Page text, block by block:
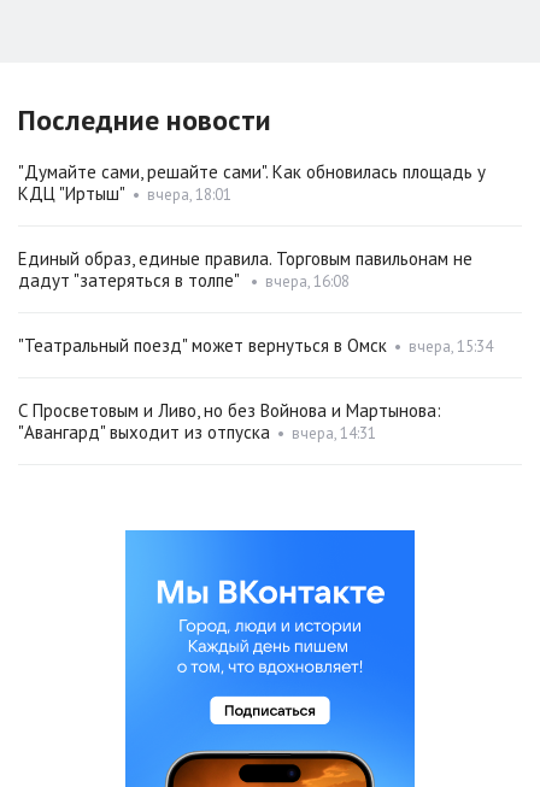
Последние новости
"Думайте сами, решайте сами". Как обновилась площадь у
КДЦ "Иртыш" • вчера, 18:01
Единый образ, единые правила. Торговым павильонам не
дадут "затеряться в толпе"
• вчера, 16:08
"Театральный поезд" может вернуться в Омск • вчера, 15:34
С Просветовым и Ливо, но без Войнова и Мартынова:
"Авангард" выходит из отпуска • вчера, 14:31